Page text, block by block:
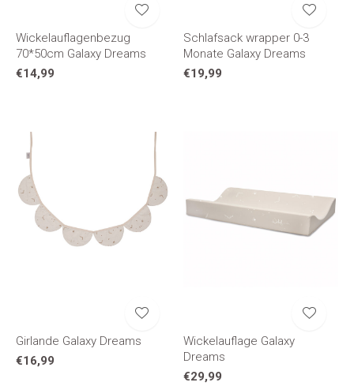
Wickelauflagenbezug
70*50cm Galaxy Dreams
€14,99
Schlafsack wrapper 0-3
Monate Galaxy Dreams
€19,99
Girlande Galaxy Dreams
€16,99
Wickelauflage Galaxy
Dreams
€29,99